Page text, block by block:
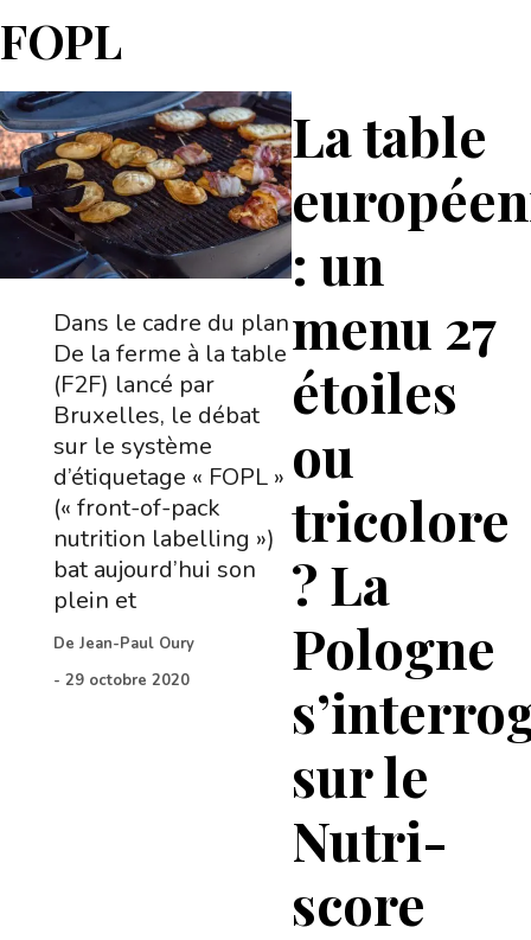
FOPL
La table
: un
menu 27
étoiles
ou
tricolore
? La
Pologne
sur le
Nutri-
score
Dans le cadre du plan
De la ferme à la table
(F2F) lancé par
Bruxelles, le débat
sur le système
d’étiquetage « FOPL »
(« front-of-pack
nutrition labelling »)
bat aujourd’hui son
plein et
De Jean-Paul Oury
- 29 octobre 2020